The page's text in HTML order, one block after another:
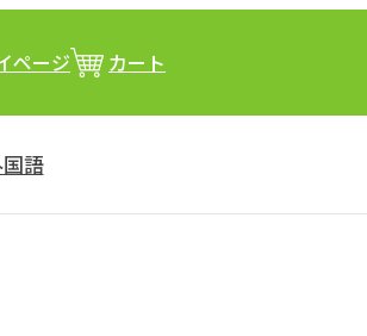
ページ カート
語